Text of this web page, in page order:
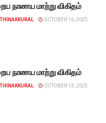
நாணய மாற்று விகிதம்
OCTOBER 16, 2025
நாணய மாற்று விகிதம்
OCTOBER 13, 2025